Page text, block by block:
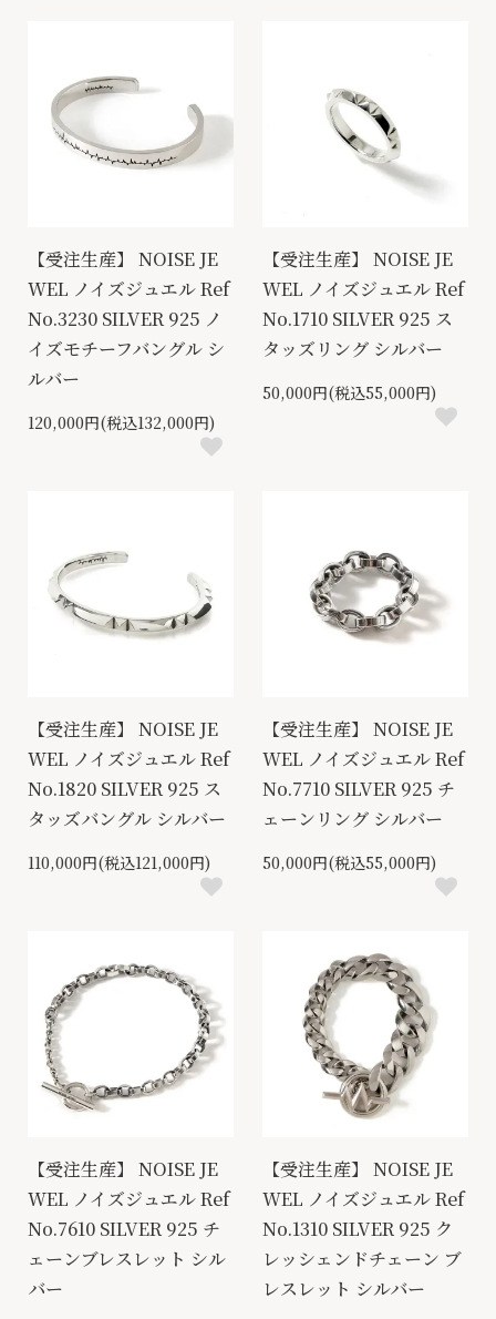
【受注生産】 NOISE JE
WEL ノイズジュエル Ref
No.3230 SILVER 925 ノ
イズモチーフバングル シ
ルバー
120,000円(税込132,000円)
【受注生産】 NOISE JE
WEL ノイズジュエル Ref
No.1710 SILVER 925 ス
タッズリング シルバー
50,000円(税込55,000円)
【受注生産】 NOISE JE
WEL ノイズジュエル Ref
No.1820 SILVER 925 ス
タッズバングル シルバー
110,000円(税込121,000円)
【受注生産】 NOISE JE
WEL ノイズジュエル Ref
No.7710 SILVER 925 チ
ェーンリング シルバー
50,000円(税込55,000円)
【受注生産】 NOISE JE
WEL ノイズジュエル Ref
No.7610 SILVER 925 チ
ェーンブレスレット シル
バー
【受注生産】 NOISE JE
WEL ノイズジュエル Ref
No.1310 SILVER 925 ク
レッシェンドチェーン ブ
レスレット シルバー